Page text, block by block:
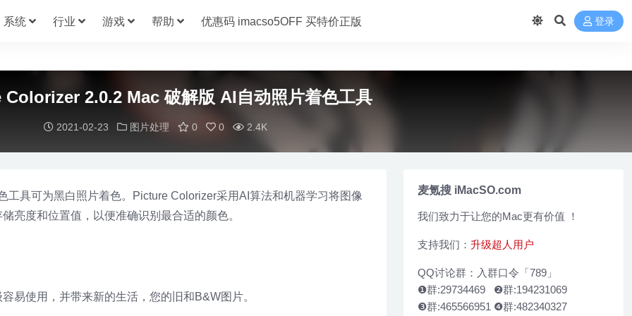
系统 行业 游戏 帮助 优惠码 imacso5OFF 买特价正版 登录
2.0.2 Mac 破解版 AI自动照片着色工具
2021-02-23 图片处理 0 0 2.4K
具可为黑白照片着色。Picture Colorizer采用AI算法和机器学习将图像
亮度和位置值，以便准确识别最合适的颜色。
易使用，并带来新的生活，您的旧和B&W图片。
麦氪搜 iMacSO.com
我们致力于让您的Mac更有价值 ！
支持我们： 升级超人用户
QQ讨论群：入群口令「789」
❶群:29734469 ❷群:194231069
❸群:465566951 ❹群:482340327